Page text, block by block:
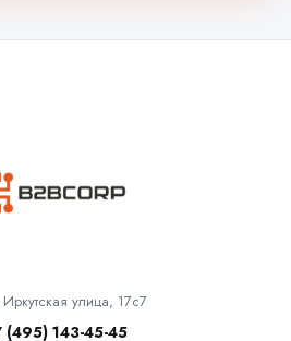
улица, 17с7
(495) 143-45-45